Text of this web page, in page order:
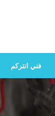
جميع
فني انتركم